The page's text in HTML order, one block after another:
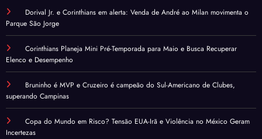
Dorival Jr. e Corinthians em alerta: Venda de André ao Milan movimenta o
Parque São Jorge
Corinthians Planeja Mini Pré-Temporada para Maio e Busca Recuperar
Elenco e Desempenho
Bruninho é MVP e Cruzeiro é campeão do Sul-Americano de Clubes,
superando Campinas
Copa do Mundo em Risco? Tensão EUA-Irã e Violência no México Geram
Incertezas